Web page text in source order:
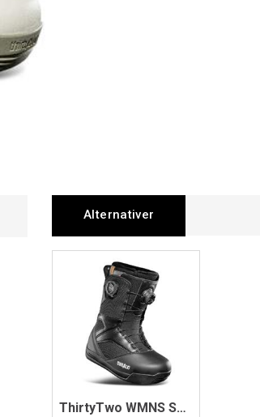
Alternativer
ThirtyTwo WMNS STW Double BOA Boots